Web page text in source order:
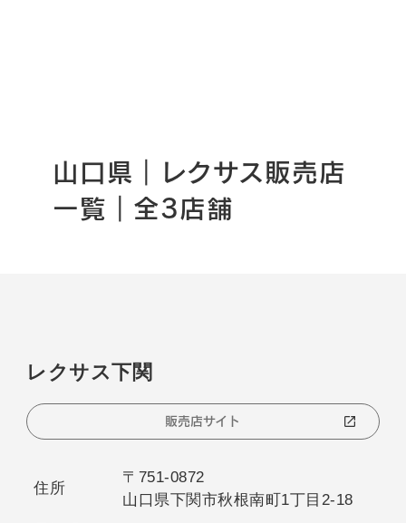
山口県｜レクサス販売店
一覧｜全3店舗
レクサス下関
販売店サイト
住所
〒751-0872
山口県下関市秋根南町1丁目2-18